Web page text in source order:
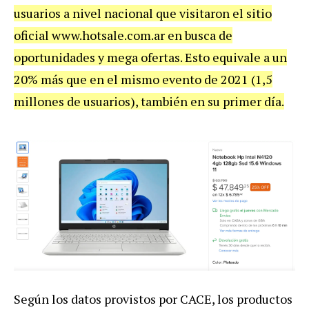
usuarios a nivel nacional que visitaron el sitio
oficial www.hotsale.com.ar en busca de
oportunidades y mega ofertas. Esto equivale a un
20% más que en el mismo evento de 2021 (1,5
millones de usuarios), también en su primer día.
Según los datos provistos por CACE, los productos